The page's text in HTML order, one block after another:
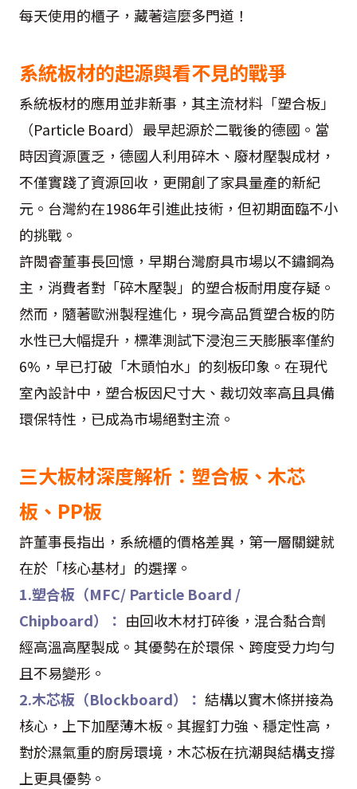
每天使用的櫃子，藏著這麼多門道！
系統板材的起源與看不見的戰爭
系統板材的應用並非新事，其主流材料「塑合板」
（Particle Board）最早起源於二戰後的德國。當
時因資源匱乏，德國人利用碎木、廢材壓製成材，
不僅實踐了資源回收，更開創了家具量產的新紀
元。台灣約在1986年引進此技術，但初期面臨不小
的挑戰。
許閎睿董事長回憶，早期台灣廚具市場以不鏽鋼為
主，消費者對「碎木壓製」的塑合板耐用度存疑。
然而，隨著歐洲製程進化，現今高品質塑合板的防
水性已大幅提升，標準測試下浸泡三天膨脹率僅約
6%，早已打破「木頭怕水」的刻板印象。在現代
室內設計中，塑合板因尺寸大、裁切效率高且具備
環保特性，已成為市場絕對主流。
三大板材深度解析：塑合板、木芯
板、PP板
許董事長指出，系統櫃的價格差異，第一層關鍵就
在於「核心基材」的選擇。
1.塑合板（MFC/ Particle Board /
Chipboard）： 由回收木材打碎後，混合黏合劑
經高溫高壓製成。其優勢在於環保、跨度受力均勻
且不易變形。
2.木芯板（Blockboard）： 結構以實木條拼接為
核心，上下加壓薄木板。其握釘力強、穩定性高，
對於濕氣重的廚房環境，木芯板在抗潮與結構支撐
上更具優勢。